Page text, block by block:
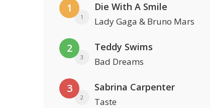
1
1
Die With A Smile
Lady Gaga & Bruno Mars
2
3
Teddy Swims
Bad Dreams
3
2
Sabrina Carpenter
Taste